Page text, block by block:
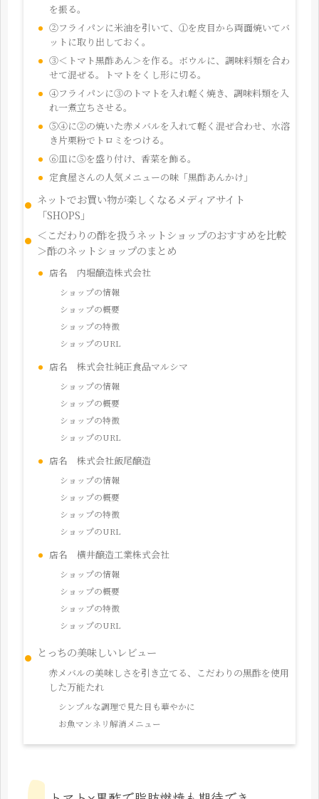
を振る。
②フライパンに米油を引いて、①を皮目から両面焼いてバ
ットに取り出しておく。
③＜トマト黒酢あん＞を作る。ボウルに、調味料類を合わ
せて混ぜる。トマトをくし形に切る。
④フライパンに③のトマトを入れ軽く焼き、調味料類を入
れ一煮立ちさせる。
⑤④に②の焼いた赤メバルを入れて軽く混ぜ合わせ、水溶
き片栗粉でトロミをつける。
⑥皿に⑤を盛り付け、香菜を飾る。
定食屋さんの人気メニューの味「黒酢あんかけ」
ネットでお買い物が楽しくなるメディアサイト
「SHOPS」
＜こだわりの酢を扱うネットショップのおすすめを比較
＞酢のネットショップのまとめ
店名 内堀醸造株式会社
ショップの情報
ショップの概要
ショップの特徴
ショップのURL
店名 株式会社純正食品マルシマ
ショップの情報
ショップの概要
ショップの特徴
ショップのURL
店名 株式会社飯尾醸造
ショップの情報
ショップの概要
ショップの特徴
ショップのURL
店名 横井醸造工業株式会社
ショップの情報
ショップの概要
ショップの特徴
ショップのURL
とっちの美味しいレビュー
赤メバルの美味しさを引き立てる、こだわりの黒酢を使用
した万能たれ
シンプルな調理で見た目も華やかに
お魚マンネリ解消メニュー